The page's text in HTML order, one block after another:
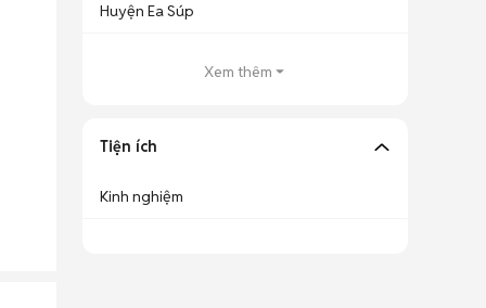
Huyện Ea Súp
Xem thêm
Tiện ích
Kinh nghiệm